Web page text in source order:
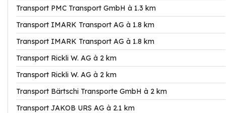
Transport PMC Transport GmbH à 1.3 km
Transport IMARK Transport AG à 1.8 km
Transport IMARK Transport AG à 1.8 km
Transport Rickli W. AG à 2 km
Transport Rickli W. AG à 2 km
Transport Bärtschi Transporte GmbH à 2 km
Transport JAKOB URS AG à 2.1 km